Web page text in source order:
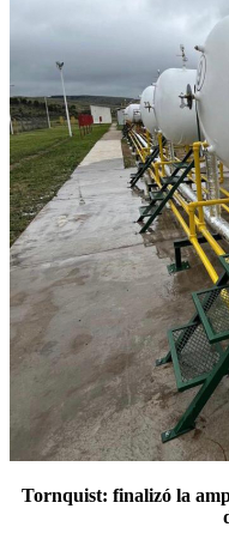
Tornquist: finalizó la